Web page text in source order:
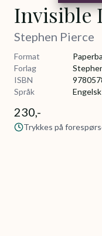
Invisible
Stephen Pierce
Format
Forlag
ISBN
Språk
Engelsk
230,-
Trykkes på